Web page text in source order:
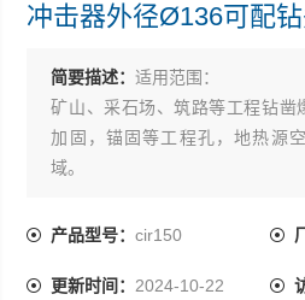
冲击器外径Ø136可配
简要描述：适用范围：
矿山、采石场、筑路等工程钻凿
加固，锚固等工程孔，地热源
域。
钻孔直径(mm)长度(mm)外径
式与钎头联接方式可配钻头钎柄
产品型号：cir150
更新时间： 2024-10-22